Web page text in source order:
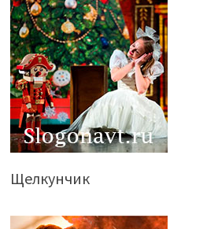
Щелкунчик